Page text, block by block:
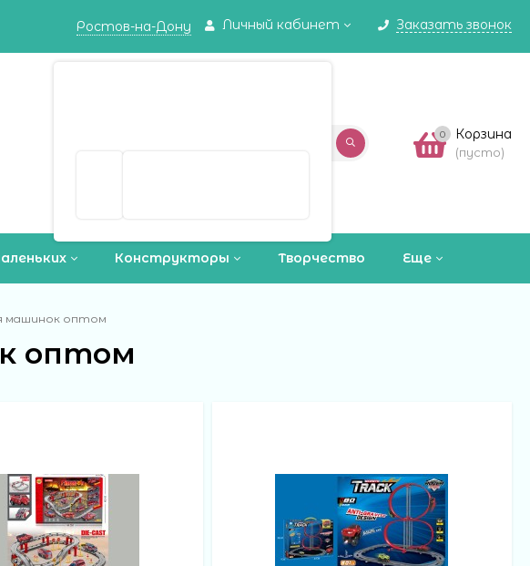
Ростов-на-Дону Личный кабинет Заказать звонок
0 Корзина
(пусто)
Конструкторы Творчество Еще
машинок оптом
оптом